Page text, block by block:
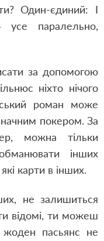
Один-єдиний: І
паралельно,
за допомогою
ніхто нічого
роман може
покером. За
можна тільки
інших
карти в інших.
не залишиться
відомі, ти можеш
пасьянс не